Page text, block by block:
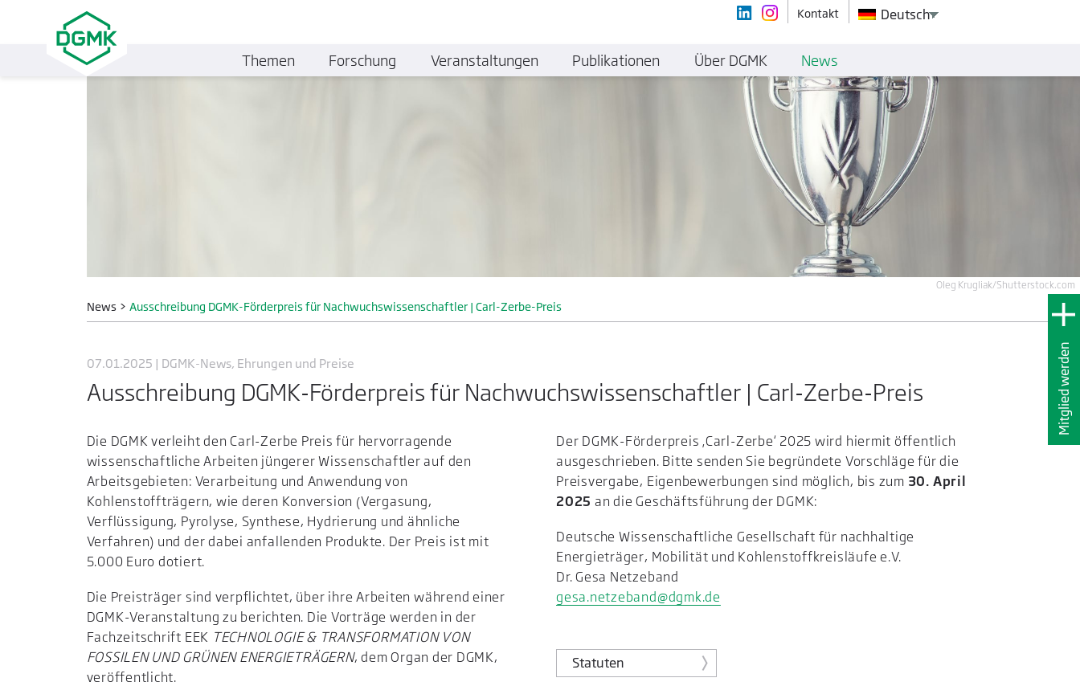
Mitglied werden
Oleg Krugliak/Shutterstock.com
News> Ausschreibung DGMK-Förderpreis für Nachwuchswissenschaftler | Carl-Zerbe-Preis
07.01.2025 | DGMK-News, Ehrungen und Preise
Ausschreibung DGMK-Förderpreis für Nachwuchswissenschaftler | Carl-Zerbe-Preis
Die DGMK verleiht den Carl-Zerbe Preis für hervorragende
wissenschaftliche Arbeiten jüngerer Wissenschaftler auf den
Arbeitsgebieten: Verarbeitung und Anwendung von
Kohlenstoffträgern, wie deren Konversion (Vergasung,
Verflüssigung, Pyrolyse, Synthese, Hydrierung und ähnliche
Verfahren) und der dabei anfallenden Produkte. Der Preis ist mit
5.000 Euro dotiert.
Die Preisträger sind verpflichtet, über ihre Arbeiten während einer
DGMK-Veranstaltung zu berichten. Die Vorträge werden in der
Fachzeitschrift EEK TECHNOLOGIE & TRANSFORMATION VON
FOSSILEN UND GRÜNEN ENERGIETRÄGERN, dem Organ der DGMK,
veröffentlicht.
Der DGMK-Förderpreis ‚Carl-Zerbe‘ 2025 wird hiermit öffentlich
ausgeschrieben. Bitte senden Sie begründete Vorschläge für die
Preisvergabe, Eigenbewerbungen sind möglich, bis zum 30. April
2025 an die Geschäftsführung der DGMK:
Deutsche Wissenschaftliche Gesellschaft für nachhaltige
Energieträger, Mobilität und Kohlenstoffkreisläufe e.V.
Dr. Gesa Netzeband
gesa.netzeband@dgmk.de
Statuten
Kontakt Deutsch
Themen Forschung Veranstaltungen Publikationen Über DGMK News